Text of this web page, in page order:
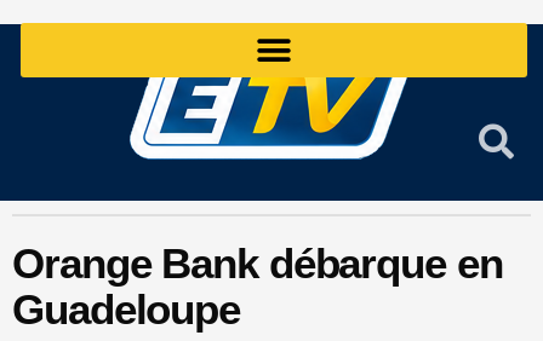
Orange Bank débarque en
Guadeloupe